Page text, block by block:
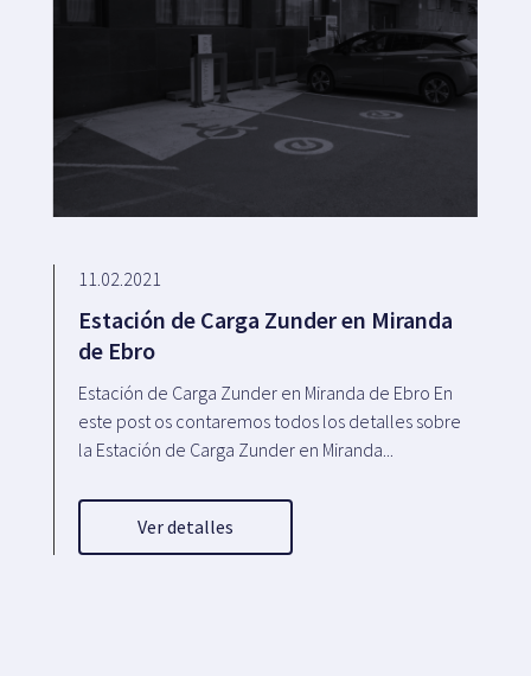
11.02.2021
Estación de Carga Zunder en Miranda
de Ebro
Estación de Carga Zunder en Miranda de Ebro En
este post os contaremos todos los detalles sobre
la Estación de Carga Zunder en Miranda...
Ver detalles